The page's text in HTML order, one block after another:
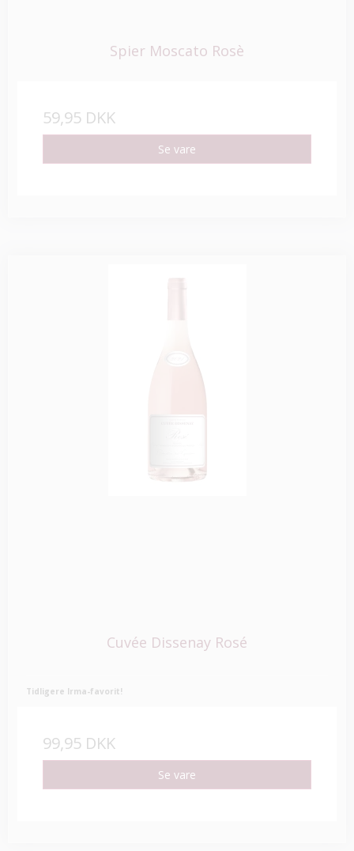
Spier Moscato Rosè
59,95 DKK
Se vare
Cuvée Dissenay Rosé
Tidligere Irma-favorit!
99,95 DKK
Se vare